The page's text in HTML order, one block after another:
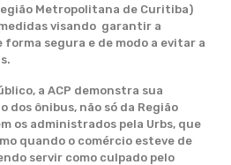
Metropolitana de Curitiba)
visando garantir a
forma segura e de modo a evitar a
a ACP demonstra sua
dos ônibus, não só da Região
os administrados pela Urbs, que
quando o comércio esteve de
servir como culpado pelo